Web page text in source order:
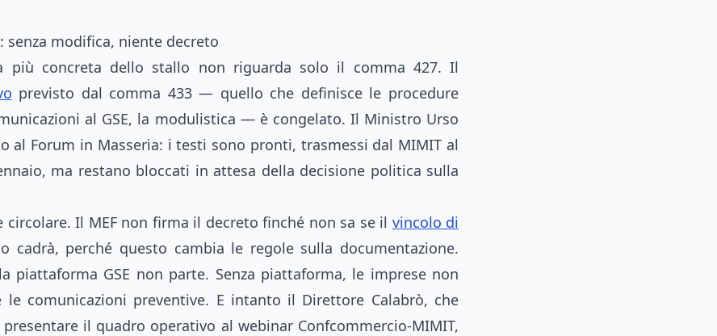
senza modifica, niente decreto
più concreta dello stallo non riguarda solo il comma 427. Il
previsto dal comma 433 — quello che definisce le procedure
al GSE, la modulistica — è congelato. Il Ministro Urso
al Forum in Masseria: i testi sono pronti, trasmessi dal MIMIT al
ma restano bloccati in attesa della decisione politica sulla
circolare. Il MEF non firma il decreto finché non sa se il vincolo di
cadrà, perché questo cambia le regole sulla documentazione.
piattaforma GSE non parte. Senza piattaforma, le imprese non
le comunicazioni preventive. E intanto il Direttore Calabrò, che
il quadro operativo al webinar Confcommercio-MIMIT,